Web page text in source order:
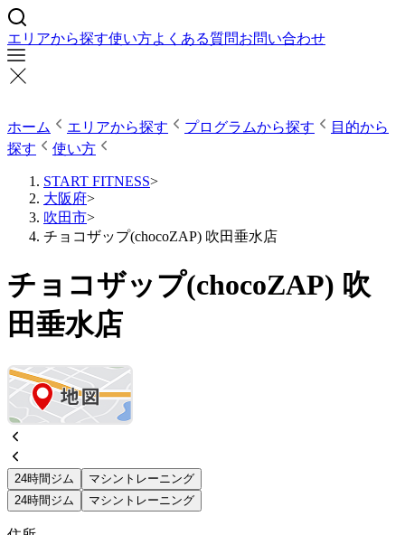
エリアから探す使い方よくある質問お問い合わせ
ホーム エリアから探す プログラムから探す
目的から
探す
使い方
START FITNESS>
大阪府>
吹田市>
チョコザップ(chocoZAP) 吹田垂水店
チョコザップ(chocoZAP) 吹
田垂水店
24時間ジム
マシントレーニング
24時間ジム
マシントレーニング